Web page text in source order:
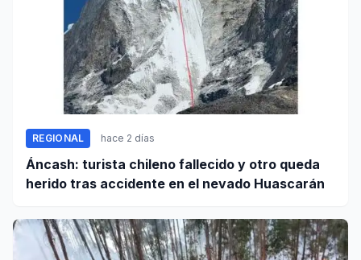
REGIONAL hace 2 días
Áncash: turista chileno fallecido y otro queda
herido tras accidente en el nevado Huascarán